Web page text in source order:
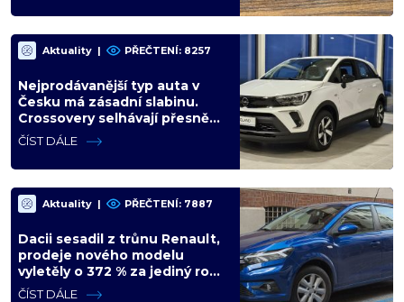
Aktuality | PŘEČTENÍ: 8257
Nejprodávanější typ auta v
Česku má zásadní slabinu.
Crossovery selhávají přesně
tam, kde mají být nejsilnější
ČÍST DÁLE
Aktuality | PŘEČTENÍ: 7887
Dacii sesadil z trůnu Renault,
prodeje nového modelu
vyletěly o 372 % za jediný rok.
Češi ale jedou svojí pohádku
ČÍST DÁLE